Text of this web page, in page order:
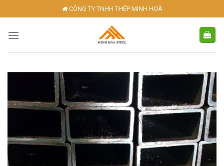
to
content
CÔNG TY TNHH THÉP MINH HOÀ